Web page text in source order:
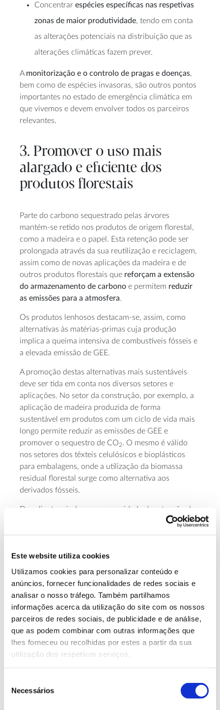
Este website utiliza cookies
Utilizamos cookies para personalizar conteúdo e
anúncios, fornecer funcionalidades de redes sociais e
analisar o nosso tráfego. Também partilhamos
informações acerca da utilização do site com os nossos
parceiros de redes sociais, de publicidade e de análise,
que as podem combinar com outras informações que
lhes forneceu ou recolhidas por estes a partir da sua
utilização dos respetivos serviços.
Necessários
Concentrar espécies específicas nas respetivas
zonas de maior produtividade, tendo em conta
as alterações potenciais na distribuição que as
alterações climáticas fazem prever.
A monitorização e o controlo de pragas e doenças,
bem como de espécies invasoras, são outros pontos
importantes no estado de emergência climática em
que vivemos e devem envolver todos os parceiros
relevantes.
3. Promover o uso mais
alargado e eficiente dos
produtos florestais
Parte do carbono sequestrado pelas árvores
mantém-se retido nos produtos de origem florestal,
como a madeira e o papel. Esta retenção pode ser
prolongada através da sua reutilização e reciclagem,
assim como de novas aplicações da madeira e de
outros produtos florestais que reforçam a extensão
do armazenamento de carbono e permitem reduzir
as emissões para a atmosfera.
Os produtos lenhosos destacam-se, assim, como
alternativas às matérias-primas cuja produção
implica a queima intensiva de combustíveis fósseis e
a elevada emissão de GEE.
A promoção destas alternativas mais sustentáveis
deve ser tida em conta nos diversos setores e
aplicações. No setor da construção, por exemplo, a
aplicação de madeira produzida de forma
sustentável em produtos com um ciclo de vida mais
longo permite reduzir as emissões de GEE e
promover o sequestro de CO2. O mesmo é válido
nos setores dos têxteis celulósicos e bioplásticos
para embalagens, onde a utilização da biomassa
residual florestal surge como alternativa aos
derivados fósseis.
De salientar ainda que a capacidade de retenção do
carbono ajuda ainda a reduzir a pegada gerada no
centro técnico finlandês VTT, no estudo “
footprint and environmental impacts of print products
from cradle to grave”, que avalia em cerca de 1% a
pegada de carbono de diversos produtos impressos
e orespetivo impacte climático no total do consumo
doméstico.
Mitigar as alterações climáticas no planeta
fósseis. Em contexto de emergência